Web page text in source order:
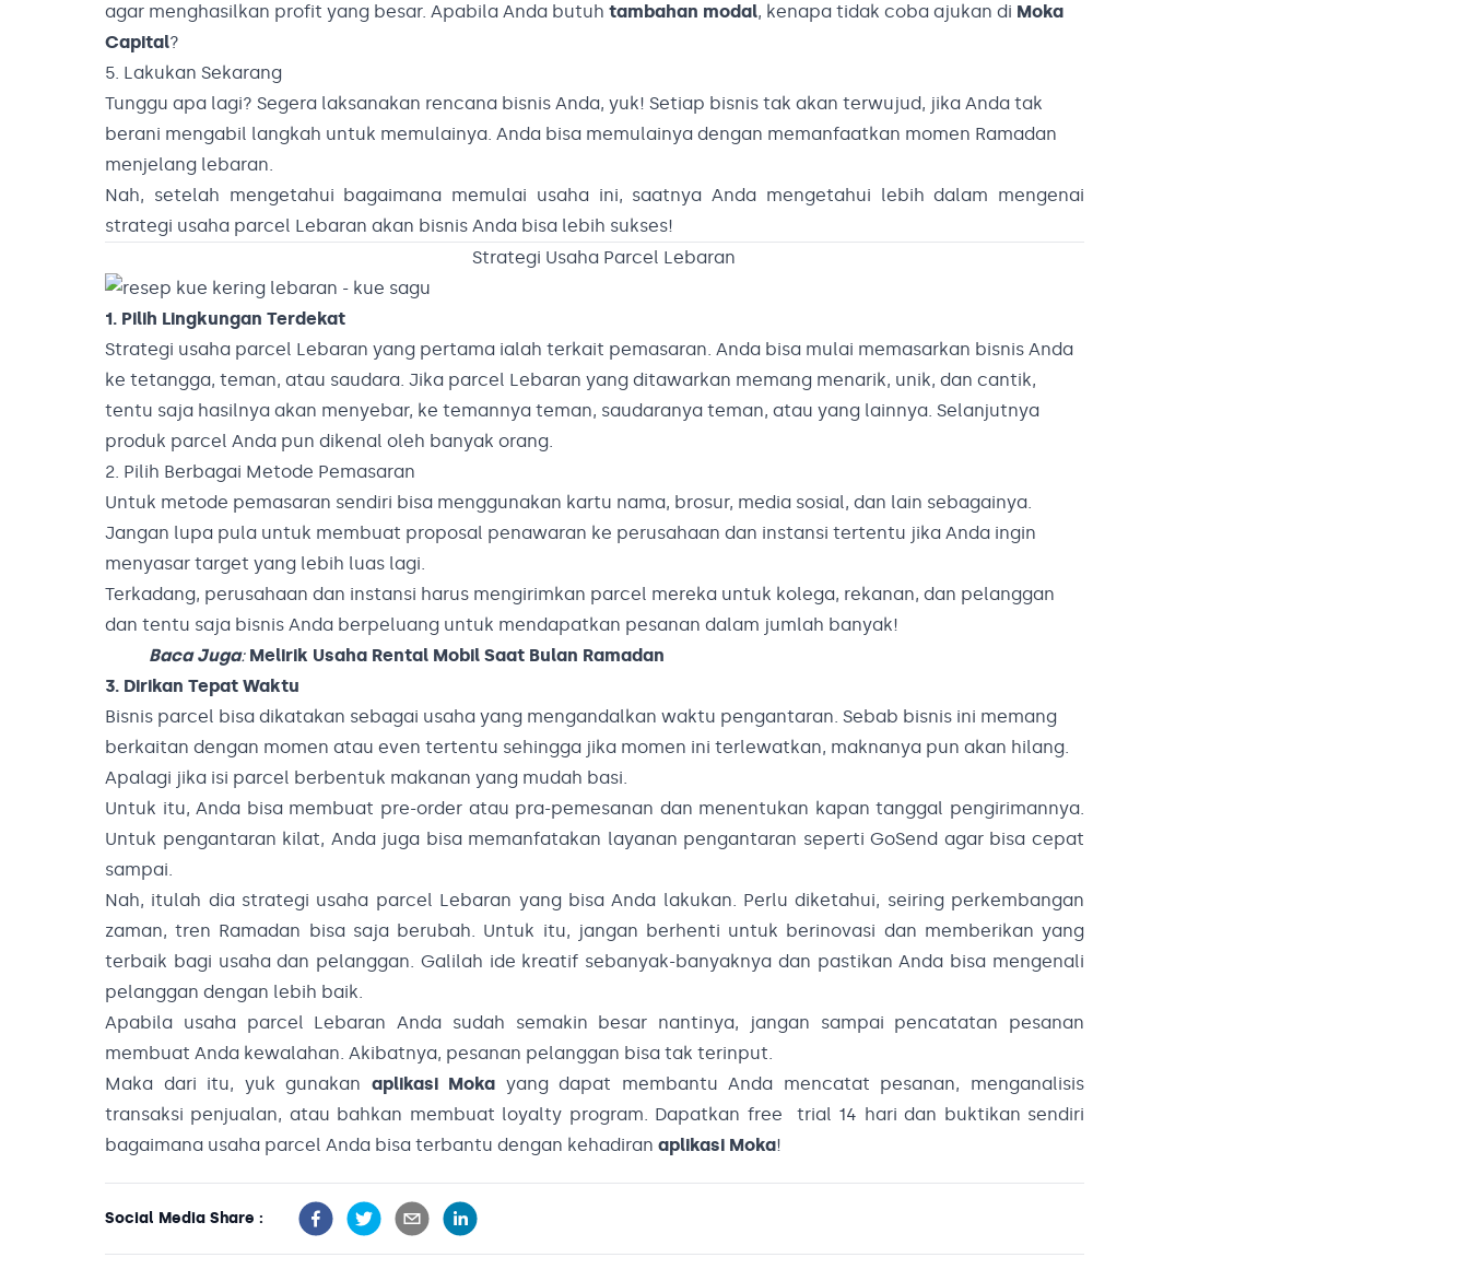
agar menghasilkan profit yang besar. Apabila Anda butuh tambahan modal, kenapa tidak coba ajukan di Moka
Capital?
5. Lakukan Sekarang
Tunggu apa lagi? Segera laksanakan rencana bisnis Anda, yuk! Setiap bisnis tak akan terwujud, jika Anda tak
berani mengabil langkah untuk memulainya. Anda bisa memulainya dengan memanfaatkan momen Ramadan
menjelang lebaran.
Nah, setelah mengetahui bagaimana memulai usaha ini, saatnya Anda mengetahui lebih dalam mengenai
strategi usaha parcel Lebaran akan bisnis Anda bisa lebih sukses!
Strategi Usaha Parcel Lebaran
1. Pilih Lingkungan Terdekat
Strategi usaha parcel Lebaran yang pertama ialah terkait pemasaran. Anda bisa mulai memasarkan bisnis Anda
ke tetangga, teman, atau saudara. Jika parcel Lebaran yang ditawarkan memang menarik, unik, dan cantik,
tentu saja hasilnya akan menyebar, ke temannya teman, saudaranya teman, atau yang lainnya. Selanjutnya
produk parcel Anda pun dikenal oleh banyak orang.
2. Pilih Berbagai Metode Pemasaran
Untuk metode pemasaran sendiri bisa menggunakan kartu nama, brosur, media sosial, dan lain sebagainya.
Jangan lupa pula untuk membuat proposal penawaran ke perusahaan dan instansi tertentu jika Anda ingin
menyasar target yang lebih luas lagi.
Terkadang, perusahaan dan instansi harus mengirimkan parcel mereka untuk kolega, rekanan, dan pelanggan
dan tentu saja bisnis Anda berpeluang untuk mendapatkan pesanan dalam jumlah banyak!
Baca Juga: Melirik Usaha Rental Mobil Saat Bulan Ramadan
3. Dirikan Tepat Waktu
Bisnis parcel bisa dikatakan sebagai usaha yang mengandalkan waktu pengantaran. Sebab bisnis ini memang
berkaitan dengan momen atau even tertentu sehingga jika momen ini terlewatkan, maknanya pun akan hilang.
Apalagi jika isi parcel berbentuk makanan yang mudah basi.
Untuk itu, Anda bisa membuat pre-order atau pra-pemesanan dan menentukan kapan tanggal pengirimannya.
Untuk pengantaran kilat, Anda juga bisa memanfatakan layanan pengantaran seperti GoSend agar bisa cepat
sampai.
Nah, itulah dia strategi usaha parcel Lebaran yang bisa Anda lakukan. Perlu diketahui, seiring perkembangan
zaman, tren Ramadan bisa saja berubah. Untuk itu, jangan berhenti untuk berinovasi dan memberikan yang
terbaik bagi usaha dan pelanggan. Galilah ide kreatif sebanyak-banyaknya dan pastikan Anda bisa mengenali
pelanggan dengan lebih baik.
Apabila usaha parcel Lebaran Anda sudah semakin besar nantinya, jangan sampai pencatatan pesanan
membuat Anda kewalahan. Akibatnya, pesanan pelanggan bisa tak terinput.
Maka dari itu, yuk gunakan aplikasi Moka yang dapat membantu Anda mencatat pesanan, menganalisis
transaksi penjualan, atau bahkan membuat loyalty program. Dapatkan free trial 14 hari dan buktikan sendiri
bagaimana usaha parcel Anda bisa terbantu dengan kehadiran aplikasi Moka!
Social Media Share :